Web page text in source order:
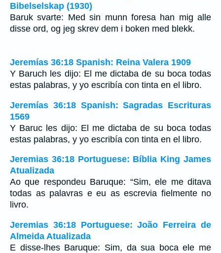
Bibelselskap (1930)
Baruk svarte: Med sin munn foresa han mig alle
disse ord, og jeg skrev dem i boken med blekk.
Jeremías 36:18 Spanish: Reina Valera 1909
Y Baruch les dijo: El me dictaba de su boca todas
estas palabras, y yo escribía con tinta en el libro.
Jeremías 36:18 Spanish: Sagradas Escrituras
1569
Y Baruc les dijo: El me dictaba de su boca todas
estas palabras, y yo escribía con tinta en el libro.
Jeremias 36:18 Portuguese: Bíblia King James
Atualizada
Ao que respondeu Baruque: “Sim, ele me ditava
todas as palavras e eu as escrevia fielmente no
livro.
Jeremias 36:18 Portuguese: João Ferreira de
Almeida Atualizada
E disse-lhes Baruque: Sim, da sua boca ele me